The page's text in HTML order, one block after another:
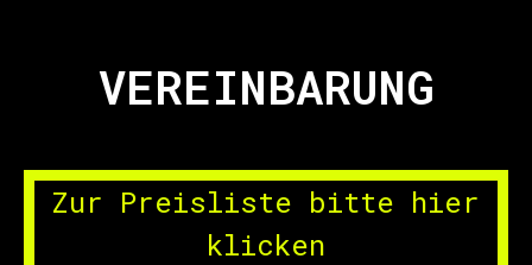
VEREINBARUNG
Zur Preisliste bitte hier
klicken